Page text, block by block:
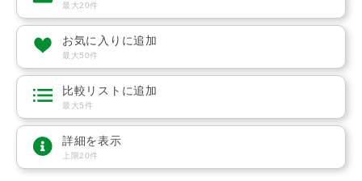
最大20件
お気に入りに追加
最大50件
比較リストに追加
最大5件
詳細を表示
上限20件